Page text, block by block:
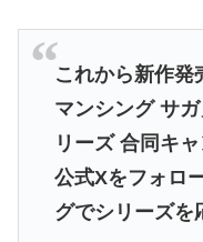
これから新作発
マンシング サ
リーズ 合同キ
公式Xをフォロ
グでシリーズを